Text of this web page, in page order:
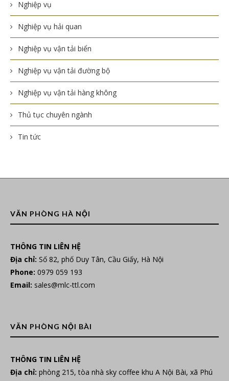
Nghiệp vụ
Nghiệp vụ hải quan
Nghiệp vụ vận tải biển
Nghiệp vụ vận tải đường bộ
Nghiệp vụ vận tải hàng không
Thủ tục chuyên ngành
Tin tức
VĂN PHÒNG HÀ NỘI
THÔNG TIN LIÊN HỆ
Địa chỉ: Số 82, phố Duy Tân, Cầu Giấy, Hà Nội
Phone: 0979 059 193
Email: sales@mlc-ttl.com
VĂN PHÒNG NỘI BÀI
THÔNG TIN LIÊN HỆ
Địa chỉ: phòng 215, tòa nhà sky coffee khu A Nội Bài, xã Phú